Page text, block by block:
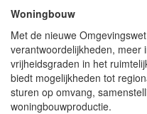
Woningbouw
Met de nieuwe
verantwoordelijkheden, meer
vrijheidsgraden in het
biedt mogelijkheden tot
sturen op omvang,
woningbouwproductie.